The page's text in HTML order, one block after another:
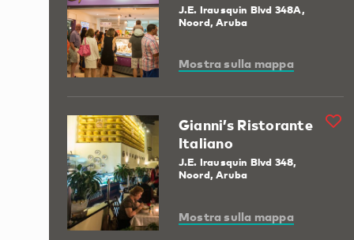
J.E. Irausquin Blvd 348A,
Noord, Aruba
Mostra sulla mappa
Gianni’s Ristorante
Italiano
J.E. Irausquin Blvd 348,
Noord, Aruba
Mostra sulla mappa